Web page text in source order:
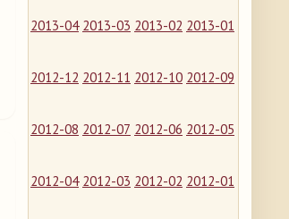
2013-04 2013-03 2013-02 2013-01
2012-12 2012-11 2012-10 2012-09
2012-08 2012-07 2012-06 2012-05
2012-04 2012-03 2012-02 2012-01